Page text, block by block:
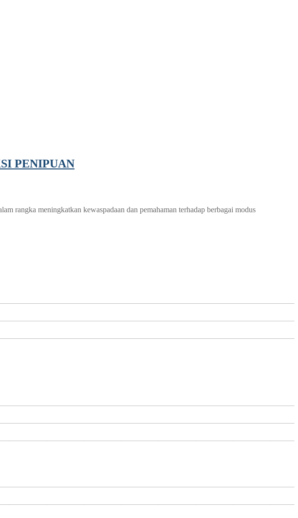
PENIPUAN
rangka meningkatkan kewaspadaan dan pemahaman terhadap berbagai modus